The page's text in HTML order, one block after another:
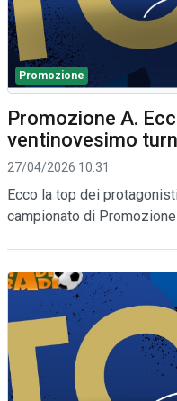
Promozione
Promozione A.
ventinovesimo
27/04/2026 10:31
Ecco la top dei
campionato di